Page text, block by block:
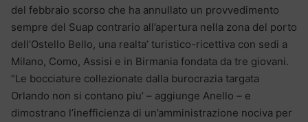
del febbraio scorso che ha annullato un provvedimento
sempre del Suap contrario all’apertura nella zona del porto
dell’Ostello Bello, una realta’ turistico-ricettiva con sedi a
Milano, Como, Assisi e in Birmania fondata da tre giovani.
“Le bocciature collezionate dalla burocrazia targata
Orlando non si contano piu’ – aggiunge Anello – e
dimostrano l’inefficienza di un’amministrazione nociva per